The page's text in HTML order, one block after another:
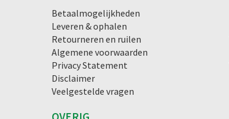
Betaalmogelijkheden
Leveren & ophalen
Retourneren en ruilen
Algemene voorwaarden
Privacy Statement
Disclaimer
Veelgestelde vragen